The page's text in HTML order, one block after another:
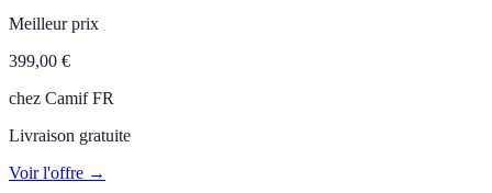
Meilleur prix
399,00 €
chez Camif FR
Livraison gratuite
Voir l'offre →